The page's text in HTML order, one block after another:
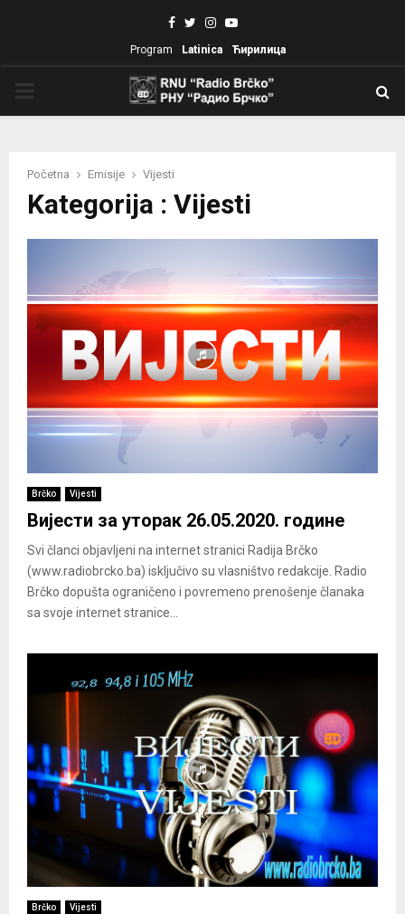
Facebook
TwitterInstagram
Youtube
Program Latinica Ћирилица
Početna Emisije Vijesti
Kategorija : Vijesti
Brčko Vijesti
Вијести за уторак 26.05.2020. године
Svi članci objavljeni na internet stranici Radija Brčko
(www.radiobrcko.ba) isključivo su vlasništvo redakcije. Radio
Brčko dopušta ograničeno i povremeno prenošenje članaka
sa svoje internet stranice...
Brčko Vijesti